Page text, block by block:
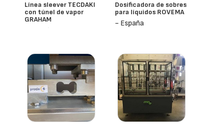
Línea sleever TECDAKI
con túnel de vapor
GRAHAM
- España
Dosificadora de sobres
para líquidos ROVEMA
- España